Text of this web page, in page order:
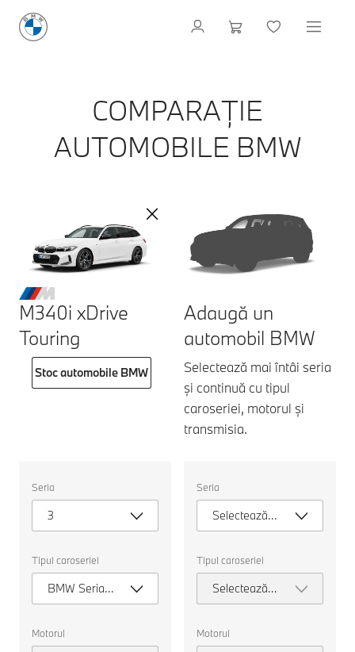
COMPARAȚIE
AUTOMOBILE BMW
M340i xDrive
Touring
Stoc automobile BMW
următoarele
proprietăți
pentru
a
o
mașină
pentru
comparație.
Seria
3
Tipul caroseriei
BMW Seria 3
Touring
Motorul
Adaugă un
automobil BMW
Selectează mai întâi seria
și continuă cu tipul
caroseriei, motorul și
transmisia.
următoarele
proprietăți
pentru
a
o
mașină
pentru
comparație.
Seria
Selectează
seria
Tipul caroseriei
Selectează
tipul
Motorul